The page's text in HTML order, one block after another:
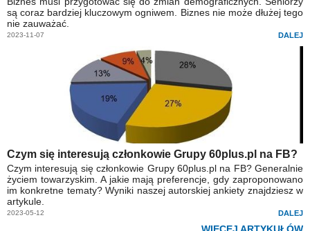
są coraz bardziej kluczowym ogniwem. Biznes nie może dłużej tego
nie zauważać.
2023-11-07 DALEJ
Czym się interesują członkowie Grupy 60plus.pl na FB?
Czym interesują się członkowie Grupy 60plus.pl na FB? Generalnie
życiem towarzyskim. A jakie mają preferencje, gdy zaproponowano
im konkretne tematy? Wyniki naszej autorskiej ankiety znajdziesz w
artykule.
2023-05-12 DALEJ
WIĘCEJ ARTYKUŁÓW